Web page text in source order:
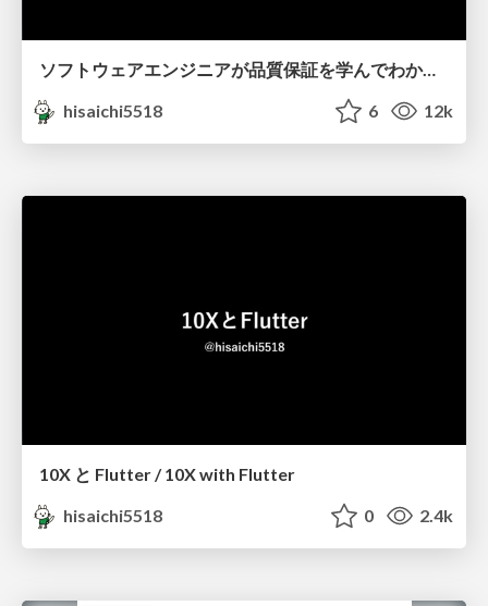
ソフトウェアエンジニアが品質保証を学んでわかったこと / What software engineers have learned about quality assurance
hisaichi5518
6 12k
10X と Flutter / 10X with Flutter
hisaichi5518
0 2.4k